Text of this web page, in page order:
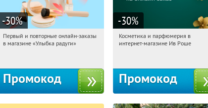
-30%
18:15:29 Получили:2
Первый и повторные онлайн-заказы
в магазине «Улыбка радуги»
Промокод
-30%
18:15:29 Получили:
Косметика и парфюмерия в
интернет-магазине Ив Роше
Промокод